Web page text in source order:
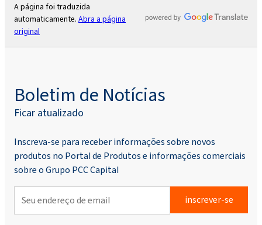
A página foi traduzida
automaticamente. Abra a página
original
Boletim de Notícias
Ficar atualizado
Inscreva-se para receber informações sobre novos
produtos no Portal de Produtos e informações comerciais
sobre o Grupo PCC Capital
inscrever-se